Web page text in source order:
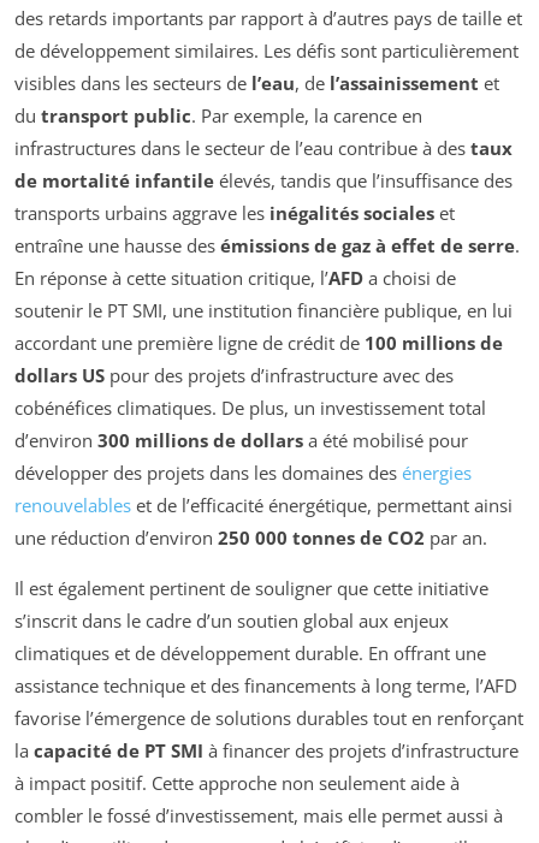
des retards importants par rapport à d’autres pays de taille et
de développement similaires. Les défis sont particulièrement
visibles dans les secteurs de l’eau, de l’assainissement et
du transport public. Par exemple, la carence en
infrastructures dans le secteur de l’eau contribue à des taux
de mortalité infantile élevés, tandis que l’insuffisance des
transports urbains aggrave les inégalités sociales et
entraîne une hausse des émissions de gaz à effet de serre.
En réponse à cette situation critique, l’AFD a choisi de
soutenir le PT SMI, une institution financière publique, en lui
accordant une première ligne de crédit de 100 millions de
dollars US pour des projets d’infrastructure avec des
cobénéfices climatiques. De plus, un investissement total
d’environ 300 millions de dollars a été mobilisé pour
développer des projets dans les domaines des énergies
renouvelables et de l’efficacité énergétique, permettant ainsi
une réduction d’environ 250 000 tonnes de CO2 par an.
Il est également pertinent de souligner que cette initiative
s’inscrit dans le cadre d’un soutien global aux enjeux
climatiques et de développement durable. En offrant une
assistance technique et des financements à long terme, l’AFD
favorise l’émergence de solutions durables tout en renforçant
la capacité de PT SMI à financer des projets d’infrastructure
à impact positif. Cette approche non seulement aide à
combler le fossé d’investissement, mais elle permet aussi à